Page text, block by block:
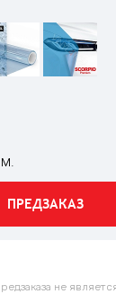
ПРЕДЗАКАЗ
не